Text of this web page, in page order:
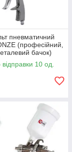
пневматичний
(професійний,
бачок)
[PT-0135]10 од.